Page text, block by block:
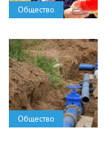
Общество
Общество